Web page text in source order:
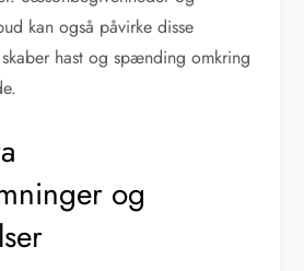
kan også påvirke disse
hast og spænding omkring
og